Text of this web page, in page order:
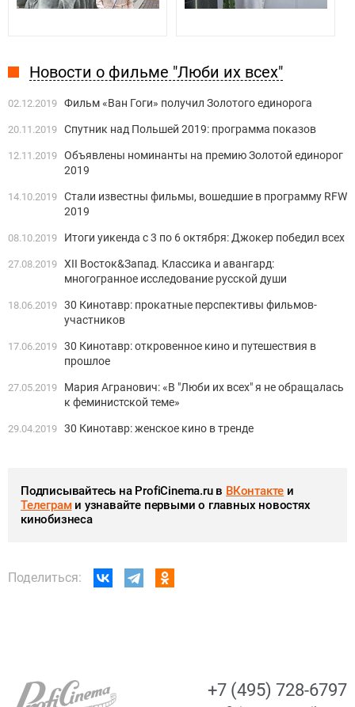
Новости о фильме "Люби их всех"
02.12.2019 Фильм «Ван Гоги» получил Золотого единорога
20.11.2019 Спутник над Польшей 2019: программа показов
12.11.2019 Объявлены номинанты на премию Золотой единорог
2019
14.10.2019 Стали известны фильмы, вошедшие в программу RFW
2019
08.10.2019 Итоги уикенда с 3 по 6 октября: Джокер победил всех
27.08.2019 XII Восток&Запад. Классика и авангард:
многогранное исследование русской души
18.06.2019 30 Кинотавр: прокатные перспективы фильмов-
участников
17.06.2019 30 Кинотавр: откровенное кино и путешествия в
прошлое
27.05.2019
Мария Агранович: «В "Люби их всех" я не обращалась
к феминистской теме»
29.04.2019 30 Кинотавр: женское кино в тренде
Подписывайтесь на ProfiCinema.ru в ВКонтакте и
Телеграми узнавайте первыми о главных новостях
кинобизнеса
Поделиться:
+7 (495) 728-6797